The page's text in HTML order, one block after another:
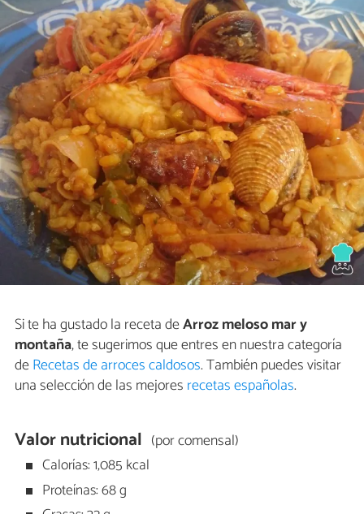
Si te ha gustado la receta deArroz meloso mar y
montaña, te sugerimos que entres en nuestra categoría
deRecetas de arroces caldosos. También puedes visitar
una selección de las mejores recetas españolas.
Valor nutricional (por comensal)
Calorías: 1,085 kcal
Proteínas: 68 g